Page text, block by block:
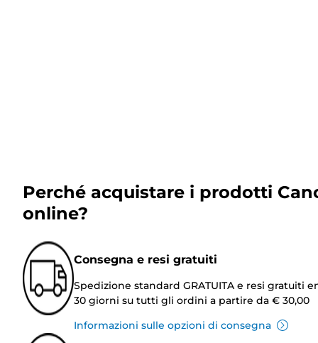
Perché acquistare i prodotti
online?
Consegna e resi gratuiti
Spedizione standard GRATUITA e resi gratuiti
30 giorni su tutti gli ordini a partire da € 30,00
Informazioni sulle opzioni di consegna